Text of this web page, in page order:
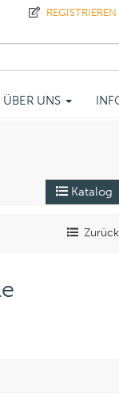
ÜBER UNS
REGISTRIEREN
Katalog